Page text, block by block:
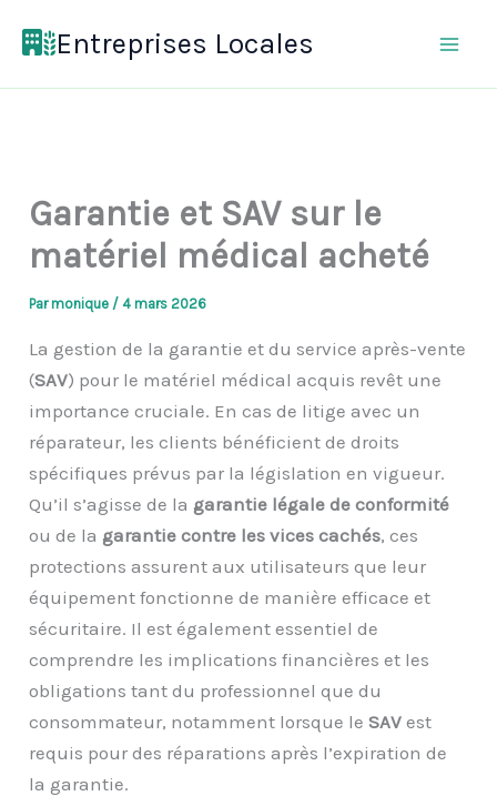
Entreprises Locales
Garantie et SAV sur le
matériel médical acheté
Parmonique /4 mars 2026
La gestion de la garantie et du service après-vente
(SAV) pour le matériel médical acquis revêt une
importance cruciale. En cas de litige avec un
réparateur, les clients bénéficient de droits
spécifiques prévus par la législation en vigueur.
Qu’il s’agisse de la garantie légale de conformité
ou de la garantie contre les vices cachés, ces
protections assurent aux utilisateurs que leur
équipement fonctionne de manière efficace et
sécuritaire. Il est également essentiel de
comprendre les implications financières et les
obligations tant du professionnel que du
consommateur, notamment lorsque leSAV est
requis pour des réparations après l’expiration de
la garantie.